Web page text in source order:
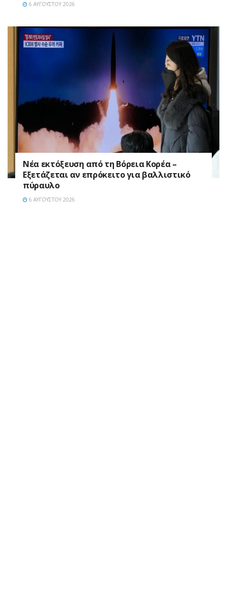
6 ΑΥΓΟΎΣΤΟΥ 2026
Νέα εκτόξευση από τη Βόρεια Κορέα –
Εξετάζεται αν επρόκειτο για βαλλιστικό
πύραυλο
6 ΑΥΓΟΎΣΤΟΥ 2026